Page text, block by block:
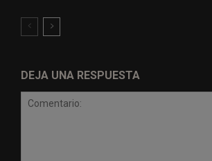
DEJA UNA RESPUESTA